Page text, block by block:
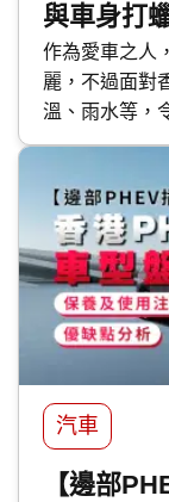
與車身打
作為愛車之人
麗，不過面對
溫、雨水等，
如果不及時打
選汽車打蠟
錢由 DIY 的
等，到底該如
汽車鍍膜 又有
汽車打蠟的
助你選出最適
汽車
【邊部